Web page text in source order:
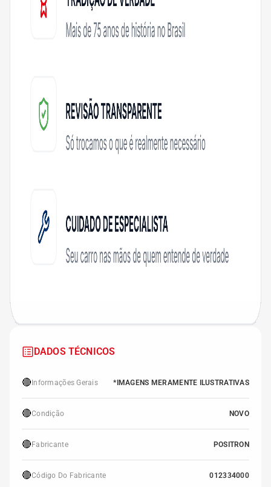
DADOS TÉCNICOS
🔴 Informações Gerais *IMAGENS MERAMENTE ILUSTRATIVAS
🔴Condição NOVO
🔴 Fabricante POSITRON
🔴Código Do Fabricante 012334000